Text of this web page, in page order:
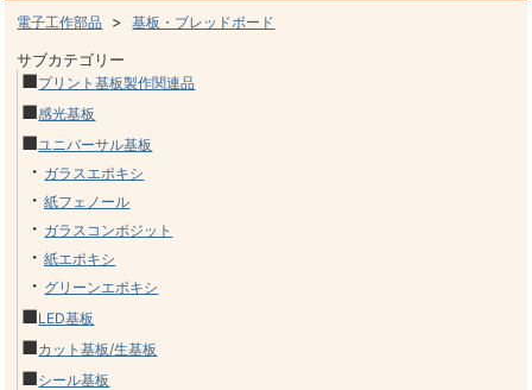
電子工作部品 >基板・ブレッドボード
サブカテゴリー
■プリント基板製作関連品
■感光基板
■ユニバーサル基板
・ ガラスエポキシ
・紙フェノール
・ ガラスコンポジット
・紙エポキシ
・ グリーンエポキシ
■LED基板
■カット基板/生基板
■シール基板